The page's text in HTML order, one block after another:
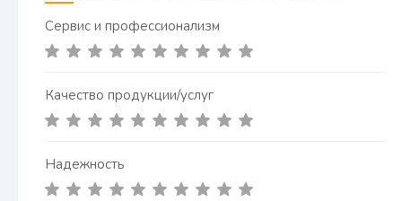
Сервис и профессионализм
Качество продукции/услуг
Надежность